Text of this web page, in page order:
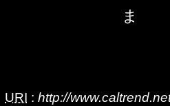
ま
URI : http://